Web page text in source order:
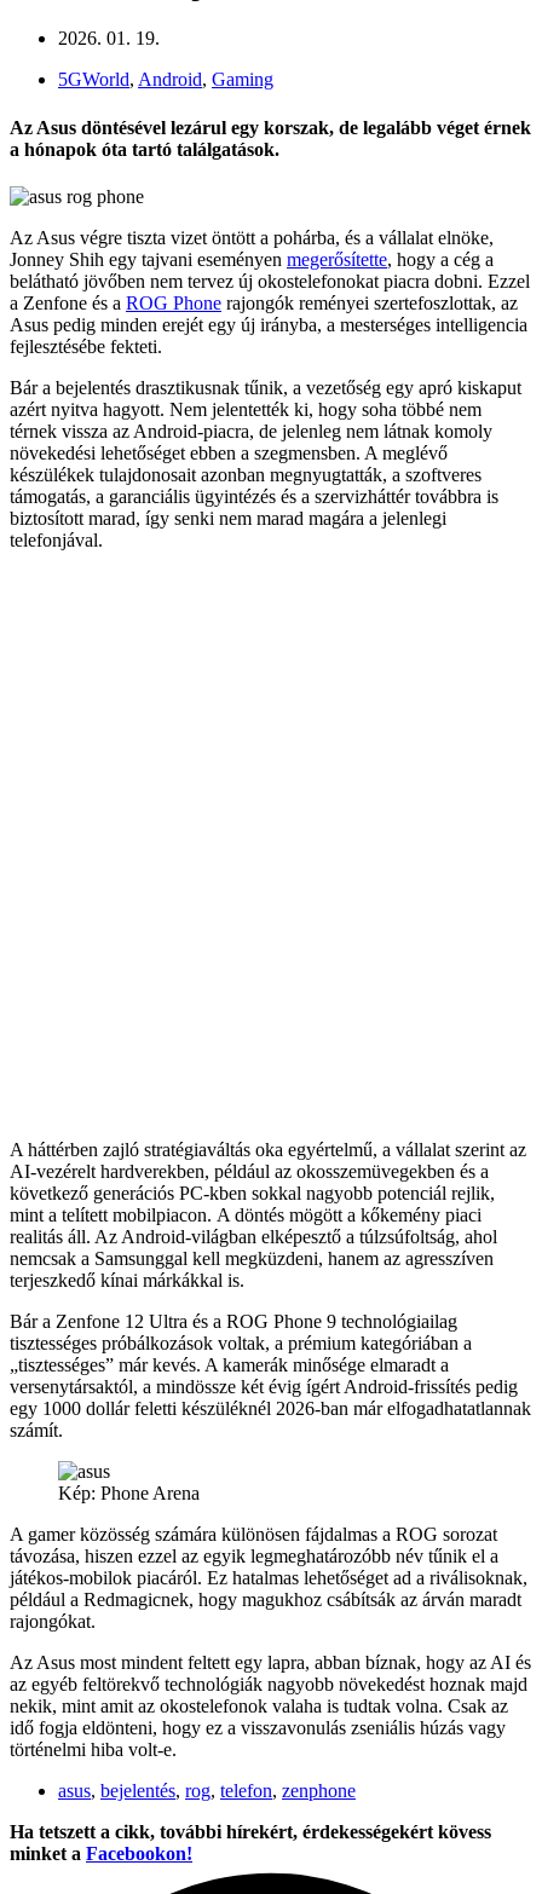
2026. 01. 19.
5GWorld, Android, Gaming
Az Asus döntésével lezárul egy korszak, de legalább véget érnek
a hónapok óta tartó találgatások.
Az Asus végre tiszta vizet öntött a pohárba, és a vállalat elnöke,
Jonney Shih egy tajvani eseményen megerősítette, hogy a cég a
belátható jövőben nem tervez új okostelefonokat piacra dobni. Ezzel
a Zenfone és a ROG Phone rajongók reményei szertefoszlottak, az
Asus pedig minden erejét egy új irányba, a mesterséges intelligencia
fejlesztésébe fekteti.
Bár a bejelentés drasztikusnak tűnik, a vezetőség egy apró kiskaput
azért nyitva hagyott. Nem jelentették ki, hogy soha többé nem
térnek vissza az Android-piacra, de jelenleg nem látnak komoly
növekedési lehetőséget ebben a szegmensben. A meglévő
készülékek tulajdonosait azonban megnyugtatták, a szoftveres
támogatás, a garanciális ügyintézés és a szervizháttér továbbra is
biztosított marad, így senki nem marad magára a jelenlegi
telefonjával.
A háttérben zajló stratégiaváltás oka egyértelmű, a vállalat szerint az
AI-vezérelt hardverekben, például az okosszemüvegekben és a
következő generációs PC-kben sokkal nagyobb potenciál rejlik,
mint a telített mobilpiacon. A döntés mögött a kőkemény piaci
realitás áll. Az Android-világban elképesztő a túlzsúfoltság, ahol
nemcsak a Samsunggal kell megküzdeni, hanem az agresszíven
terjeszkedő kínai márkákkal is.
Bár a Zenfone 12 Ultra és a ROG Phone 9 technológiailag
tisztességes próbálkozások voltak, a prémium kategóriában a
„tisztességes” már kevés. A kamerák minősége elmaradt a
versenytársaktól, a mindössze két évig ígért Android-frissítés pedig
egy 1000 dollár feletti készüléknél 2026-ban már elfogadhatatlannak
számít.
Kép: Phone Arena
A gamer közösség számára különösen fájdalmas a ROG sorozat
távozása, hiszen ezzel az egyik legmeghatározóbb név tűnik el a
játékos-mobilok piacáról. Ez hatalmas lehetőséget ad a riválisoknak,
például a Redmagicnek, hogy magukhoz csábítsák az árván maradt
rajongókat.
Az Asus most mindent feltett egy lapra, abban bíznak, hogy az AI és
az egyéb feltörekvő technológiák nagyobb növekedést hoznak majd
nekik, mint amit az okostelefonok valaha is tudtak volna. Csak az
idő fogja eldönteni, hogy ez a visszavonulás zseniális húzás vagy
történelmi hiba volt-e.
asus, bejelentés, rog, telefon, zenphone
Ha tetszett a cikk, további hírekért, érdekességekért kövess
minket a Facebookon!